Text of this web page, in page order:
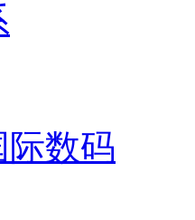
际数码